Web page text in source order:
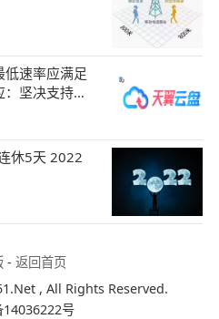
低速率应满足
坚决支持，
休5天 2022
- 返回首页
, All Rights Reserved.
14036222号